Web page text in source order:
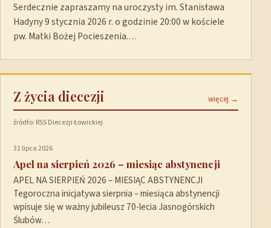
Serdecznie zapraszamy na uroczysty im. Stanisława
Hadyny 9 stycznia 2026 r. o godzinie 20:00 w kościele
pw. Matki Bożej Pocieszenia.…
Z życia diecezji więcej →
źródło: RSS Diecezji Łowickiej
31 lipca 2026
Apel na sierpień 2026 – miesiąc abstynencji
APEL NA SIERPIEŃ 2026 – MIESIĄC ABSTYNENCJI
Tegoroczna inicjatywa sierpnia – miesiąca abstynencji
wpisuje się w ważny jubileusz 70-lecia Jasnogórskich
Ślubów…